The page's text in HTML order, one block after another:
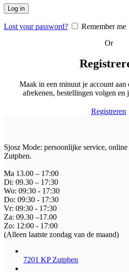
Log in
Lost your password?
Remember me
Or
Maak in een minuut je account aan
afrekenen, bestellingen volgen en
Registreren
Sjosz Mode: persoonlijke service,
Zutphen.
Ma 13.00 – 17:00
Di: 09.30 – 17:30
Wo: 09:30 - 17:30
Do: 09:30 - 17:30
Vr: 09:30 - 17:30
Za: 09.30 –17.00
Zo: 12:00 - 17:00
(Alleen laatste zondag van de maand)
7201 KP Zutphen